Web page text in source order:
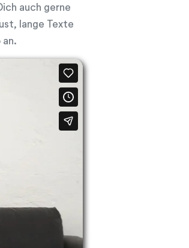
auch gerne
lange Texte